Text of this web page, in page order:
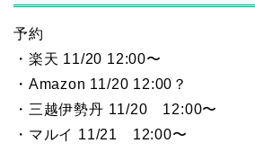
予約
・楽天 11/20 12:00〜
・Amazon 11/20 12:00？
・三越伊勢丹 11/20 12:00〜
・マルイ 11/21 12:00〜